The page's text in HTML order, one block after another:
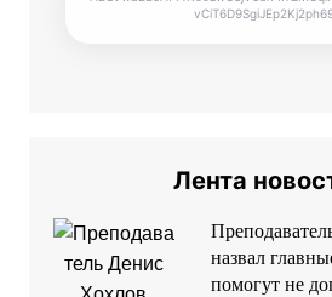
Лента
назвал
помогут не